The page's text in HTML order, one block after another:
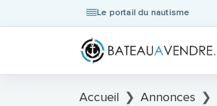
Le portail du nautisme
Accueil Annonces